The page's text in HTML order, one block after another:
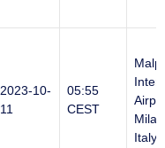
2023-10-
11
05:55
CEST
Italy